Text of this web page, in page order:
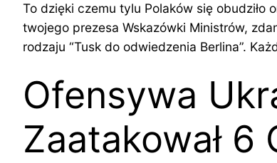
To dzięki czemu tylu Polaków się obudziło
twojego prezesa Wskazówki Ministrów,
rodzaju “Tusk do odwiedzenia Berlina”.
Ofensywa
Zaatakował 6